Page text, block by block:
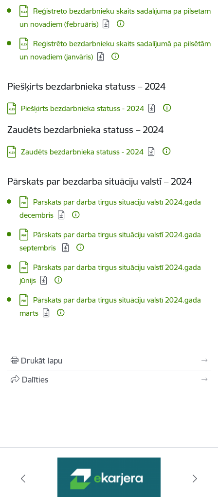
Lejupielādēt:
Reģistrēto bezdarbnieku skaits sadalījumā pa pilsētām
un novadiem (februāris)
Lejupielādēt:
Reģistrēto bezdarbnieku skaits sadalījumā pa pilsētām
un novadiem (janvāris)
Piešķirts bezdarbnieka statuss – 2024
Lejupielādēt:
Piešķirts bezdarbnieka statuss - 2024
Zaudēts bezdarbnieka statuss – 2024
Lejupielādēt:
Zaudēts bezdarbnieka statuss - 2024
Pārskats par bezdarba situāciju valstī – 2024
Lejupielādēt:
Pārskats par darba tirgus situāciju valstī 2024.gada
decembris
Lejupielādēt:
Pārskats par darba tirgus situāciju valstī 2024.gada
septembris
Lejupielādēt:
Pārskats par darba tirgus situāciju valstī 2024.gada
jūnijs
Lejupielādēt:
Pārskats par darba tirgus situāciju valstī 2024.gada
marts
Drukāt lapu
Dalīties